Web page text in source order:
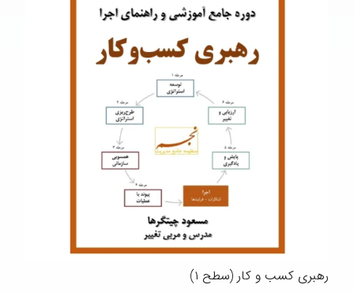
رهبری کسب و کار (سطح ۱)